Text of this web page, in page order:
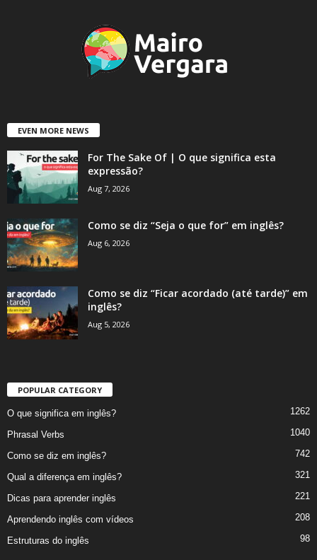
EVEN MORE NEWS
For The Sake Of | O que significa esta
expressão?
Aug 7, 2026
Como se diz “Seja o que for” em inglês?
Aug 6, 2026
Como se diz “Ficar acordado (até tarde)” em
inglês?
Aug 5, 2026
POPULAR CATEGORY
O que significa em inglês? 1262
Phrasal Verbs 1040
Como se diz em inglês? 742
Qual a diferença em inglês? 321
Dicas para aprender inglês 221
Aprendendo inglês com vídeos 208
Estruturas do inglês 98